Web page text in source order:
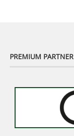
PREMIUM PARTNER